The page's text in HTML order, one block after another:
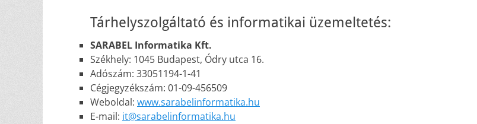
Tárhelyszolgáltató és informatikai üzemeltetés:
SARABEL Informatika Kft.
Székhely: 1045 Budapest, Ódry utca 16.
Adószám: 33051194-1-41
Cégjegyzékszám: 01-09-456509
Weboldal: www.sarabelinformatika.hu
E-mail: it@sarabelinformatika.hu